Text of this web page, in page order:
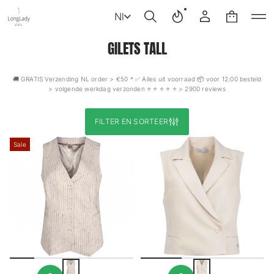
Nl
GILETS TALL
🚚 GRATIS Verzending NL order > €50 * ✅ Alles uit voorraad 📦 voor 12:00 besteld
> volgende werkdag verzonden ⭐️ ⭐️ ⭐️ ⭐️ ⭐️ > 2900 reviews
FILTER EN SORTEER
Sale